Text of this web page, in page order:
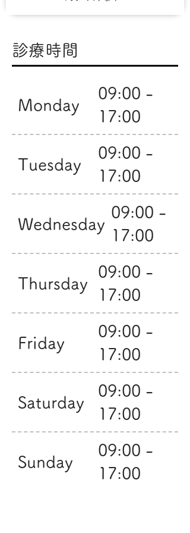
診療時間
Monday
09:00 -
17:00
Tuesday
09:00 -
17:00
Wednesday
09:00 -
17:00
Thursday
09:00 -
17:00
Friday
09:00 -
17:00
Saturday
09:00 -
17:00
Sunday
09:00 -
17:00